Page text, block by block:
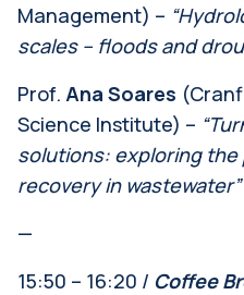
Management) –
scales – floods and
Prof. Ana Soares
Science Institute) –
solutions: exploring
recovery in wastewater”
—
15:50 – 16:20 / Coffee